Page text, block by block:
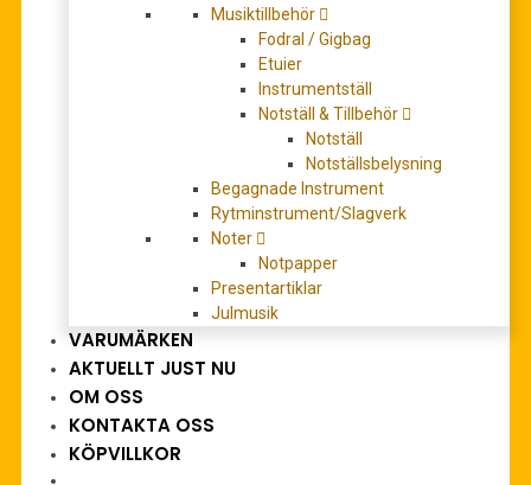
Musiktillbehör
Fodral / Gigbag
Etuier
Instrumentställ
Notställ & Tillbehör
Notställ
Notställsbelysning
Begagnade Instrument
Rytminstrument/Slagverk
Noter
Notpapper
Presentartiklar
Julmusik
VARUMÄRKEN
AKTUELLT JUST NU
OM OSS
KONTAKTA OSS
KÖPVILLKOR
Casio CT-S200RD Keyboard (röd)
1.995,00 kr